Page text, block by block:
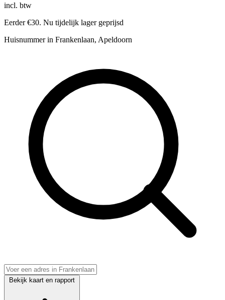
incl. btw
Eerder €30. Nu tijdelijk lager geprijsd
Huisnummer in Frankenlaan, Apeldoorn
Bekijk kaart en rapport